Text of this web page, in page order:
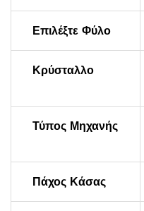
Επιλέξτε Φύλο
Κρύσταλλο
Τύπος Μηχανής
Πάχος Κάσας